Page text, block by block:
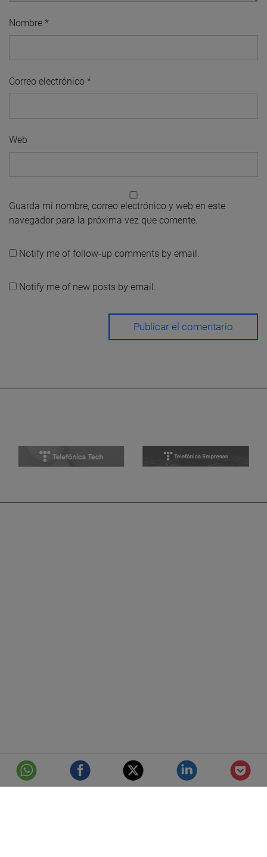
Nombre *
Correo electrónico *
Web
Guarda mi nombre, correo electrónico y web en este
navegador para la próxima vez que comente.
Notify me of follow-up comments by email.
Notify me of new posts by email.